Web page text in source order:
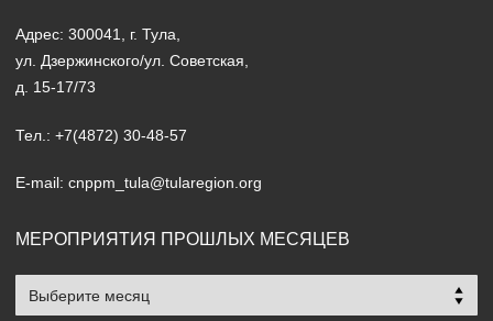
Адрес: 300041, г. Тула,
ул. Дзержинского/ул. Советская,
д. 15-17/73
Тел.: +7(4872) 30-48-57
E-mail: cnppm_tula@tularegion.org
МЕРОПРИЯТИЯ ПРОШЛЫХ МЕСЯЦЕВ
Мероприятия
прошлых